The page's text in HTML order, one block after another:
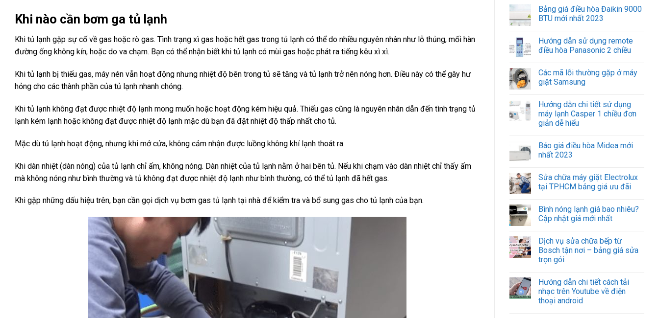
Khi nào cần bơm ga tủ lạnh
Khi tủ lạnh gặp sự cố về gas hoặc rò gas. Tình trạng xì gas hoặc hết gas trong tủ lạnh có thể do nhiều nguyên nhân như lỗ thủng, mối hàn
đường ống không kín, hoặc do va chạm. Bạn có thể nhận biết khi tủ lạnh có mùi gas hoặc phát ra tiếng kêu xì xì.
Khi tủ lạnh bị thiếu gas, máy nén vẫn hoạt động nhưng nhiệt độ bên trong tủ sẽ tăng và tủ lạnh trở nên nóng hơn. Điều này có thể gây hư
hỏng cho các thành phần của tủ lạnh nhanh chóng.
Khi tủ lạnh không đạt được nhiệt độ lạnh mong muốn hoặc hoạt động kém hiệu quả. Thiếu gas cũng là nguyên nhân dẫn đến tình trạng tủ
lạnh kém lạnh hoặc không đạt được nhiệt độ lạnh mặc dù bạn đã đặt nhiệt độ thấp nhất cho tủ.
Mặc dù tủ lạnh hoạt động, nhưng khi mở cửa, không cảm nhận được luồng không khí lạnh thoát ra.
Khi dàn nhiệt (dàn nóng) của tủ lạnh chỉ ấm, không nóng. Dàn nhiệt của tủ lạnh nằm ở hai bên tủ. Nếu khi chạm vào dàn nhiệt chỉ thấy ấm
mà không nóng như bình thường và tủ không đạt được nhiệt độ lạnh như bình thường, có thể tủ lạnh đã hết gas.
Khi gặp những dấu hiệu trên, bạn cần gọi dịch vụ bơm gas tủ lạnh tại nhà để kiểm tra và bổ sung gas cho tủ lạnh của bạn.
Bảng giá điều hòa Đaikin 9000
BTU mới nhất 2023
Hướng dẫn sử dụng remote
điều hòa Panasonic 2 chiều
Các mã lỗi thường gặp ở máy
giặt Samsung
Hướng dẫn chi tiết sử dụng
máy lạnh Casper 1 chiều đơn
giản dễ hiểu
Báo giá điều hòa Midea mới
nhất 2023
Sửa chữa máy giặt Electrolux
tại TP.HCM bảng giá ưu đãi
Bình nóng lạnh giá bao nhiêu?
Cập nhật giá mới nhất
Dịch vụ sửa chữa bếp từ
Bosch tận nơi – bảng giá sửa
trọn gói
Hướng dẫn chi tiết cách tải
nhạc trên Youtube về điện
thoại android